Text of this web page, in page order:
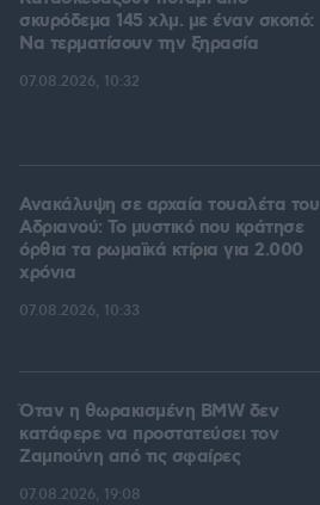
σκυρόδεμα 145 χλμ. με έναν σκοπό:
Να τερματίσουν την ξηρασία
07.08.2026, 10:32
Ανακάλυψη σε αρχαία τουαλέτα του
Αδριανού: Το μυστικό που κράτησε
όρθια τα ρωμαϊκά κτίρια για 2.000
χρόνια
07.08.2026, 10:33
Όταν η θωρακισμένη BMW δεν
κατάφερε να προστατεύσει τον
Ζαμπούνη από τις σφαίρες
07.08.2026, 19:08